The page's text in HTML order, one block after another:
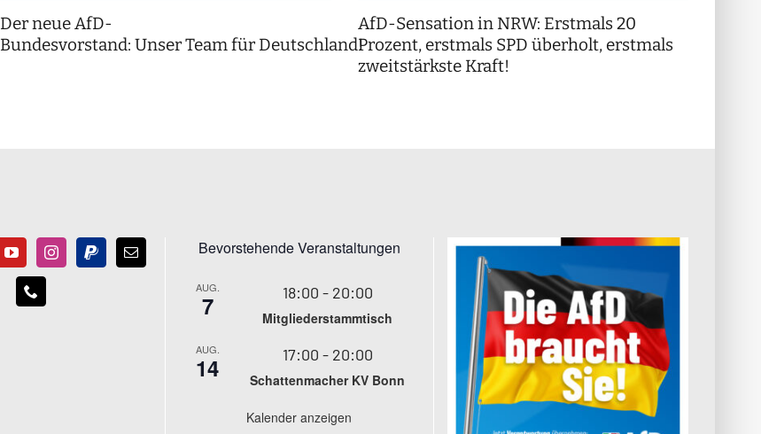
Der neue AfD-
Bundesvorstand: Unser Team für Deutschland!
AfD-Sensation in NRW: Erstmals 20
Prozent, erstmals SPD überholt, erstmals
zweitstärkste Kraft!
Bevorstehende Veranstaltungen
AUG.
7 18:00 - 20:00
Mitgliederstammtisch
AUG.
14 17:00 - 20:00
Schattenmacher KV Bonn
Kalender anzeigen